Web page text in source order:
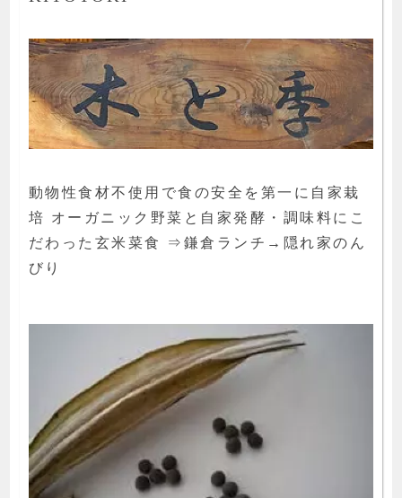
動物性食材不使用で食の安全を第一に自家栽
培 オーガニック野菜と自家発酵・調味料にこ
だわった玄米菜食 ⇒鎌倉ランチ→隠れ家のん
びり